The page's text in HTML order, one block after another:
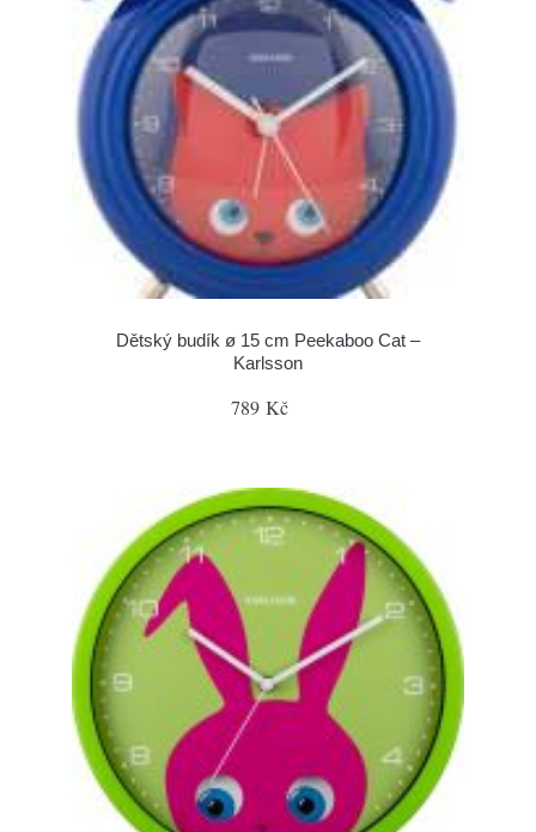
Dětský budík ø 15 cm Peekaboo Cat –
Karlsson
789 Kč